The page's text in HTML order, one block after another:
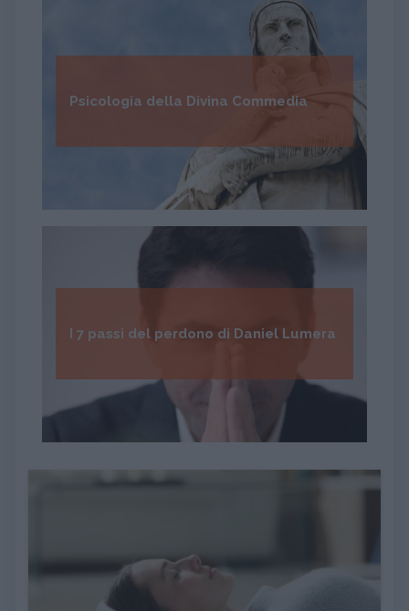
Psicologia della Divina Commedia
I 7 passi del perdono di Daniel Lumera